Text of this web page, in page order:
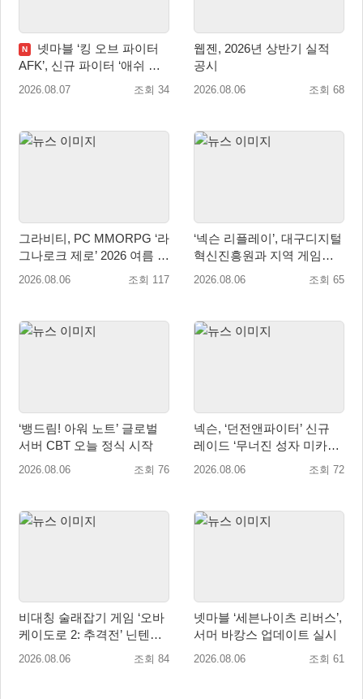
N
넷마블 ‘킹 오브 파이터
AFK’, 신규 파이터 ‘애쉬 크
림존’ 업데이트
2026.08.07 조회 34
웹젠, 2026년 상반기 실적
공시
2026.08.06 조회 68
그라비티, PC MMORPG ‘라
그나로크 제로’ 2026 여름 프
로모션 진행!
2026.08.06 조회 117
‘넥슨 리플레이’, 대구디지털
혁신진흥원과 지역 게임산
업 육성 위한 업무협약 체결
2026.08.06 조회 65
‘뱅드림! 아워 노트’ 글로벌
서버 CBT 오늘 정식 시작
2026.08.06 조회 76
넥슨, ‘던전앤파이터’ 신규
레이드 ‘무너진 성자 미카엘
라’ 업데이트!
2026.08.06 조회 72
비대칭 술래잡기 게임 ‘오바
케이도로 2: 추격전’ 닌텐도
eShop 출시
2026.08.06 조회 84
넷마블 ‘세븐나이츠 리버스’,
서머 바캉스 업데이트 실시
2026.08.06 조회 61